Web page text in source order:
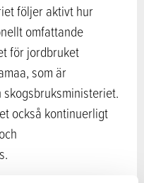
följer aktivt hur
omfattande
för jordbruket
som är
också kontinuerligt